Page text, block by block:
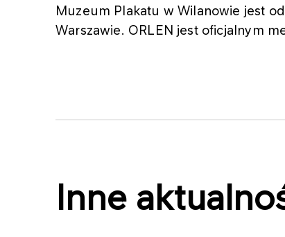
Muzeum Plakatu w Wilanowie jest
Warszawie. ORLEN jest oficjalnym
Inne